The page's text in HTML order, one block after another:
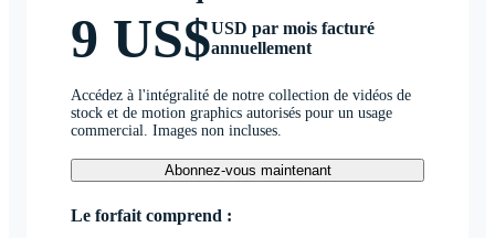
9 US$USD par mois facturé
annuellement
Accédez à l'intégralité de notre collection de vidéos de
stock et de motion graphics autorisés pour un usage
commercial. Images non incluses.
Abonnez-vous maintenant
Le forfait comprend :